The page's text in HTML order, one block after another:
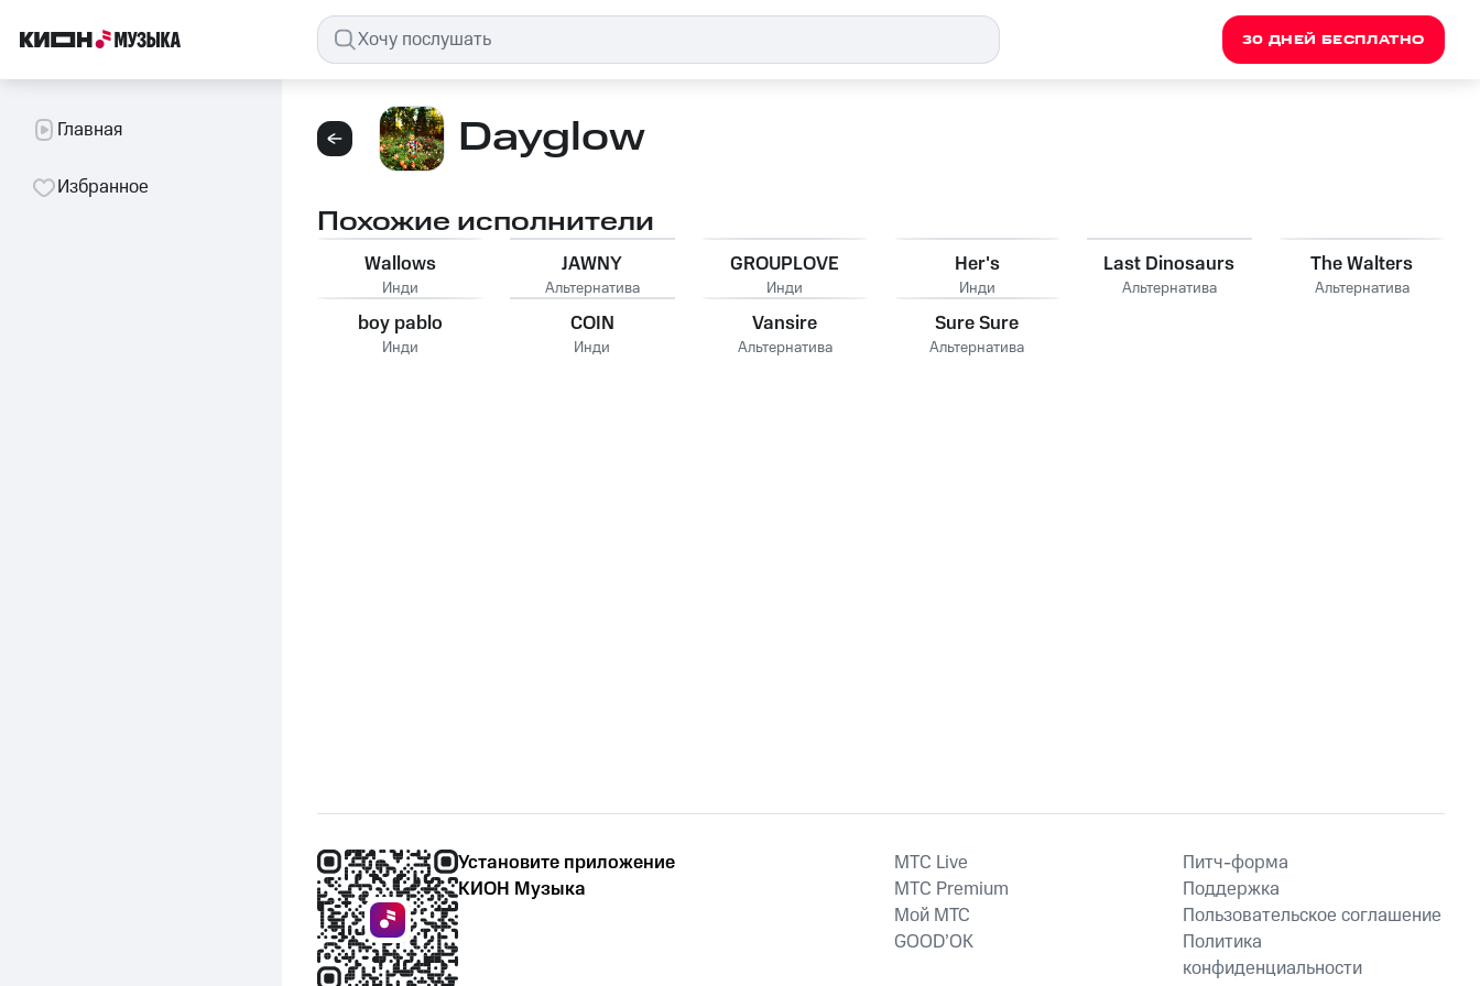
30 ДНЕЙ БЕСПЛАТНО
Главная
Избранное
Dayglow
Похожие исполнители
Wallows
Инди
JAWNY
Альтернатива
GROUPLOVE
Инди
Her's
Инди
Last Dinosaurs
Альтернатива
The Walters
Альтернатива
boy pablo
Инди
COIN
Инди
Vansire
Альтернатива
Sure Sure
Альтернатива
Установите приложение
КИОН Музыка
MTС Live
MTС Premium
Мой МТС
GOOD’OK
Питч-форма
Поддержка
Пользовательское соглашение
Политика
конфиденциальности